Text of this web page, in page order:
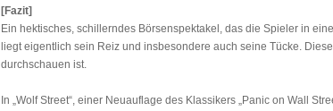
[Fazit]
Ein hektisches, schillerndes Börsenspektakel, das die Spieler in
liegt eigentlich sein Reiz und insbesondere auch seine Tücke.
durchschauen ist.
In „Wolf Street“, einer Neuauflage des Klassikers „Panic on Wall